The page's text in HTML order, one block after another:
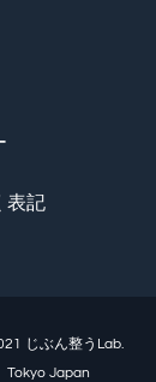
表記
じぶん整うLab.
Tokyo Japan